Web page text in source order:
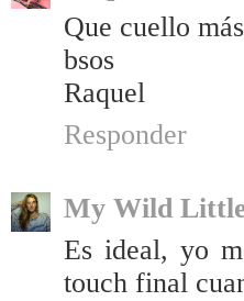
Que cuello
bsos
Raquel
Responder
My Wild Little
Es ideal, yo
touch final